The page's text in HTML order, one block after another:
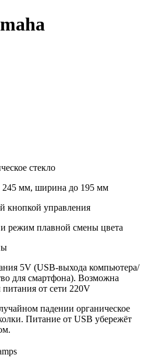
стекло
245 мм, ширина до 195 мм
кнопкой управления
и режим плавной смены цвета
5V (USB-выхода компьютера/
для смартфона). Возможна
питания от сети 220V
падении органическое
Питание от USB убережёт